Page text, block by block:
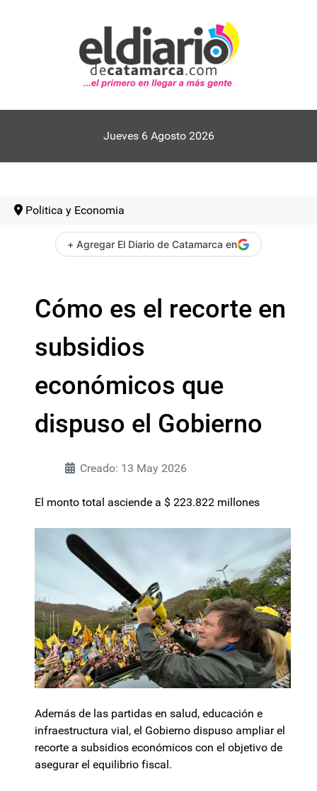
Jueves 6 Agosto 2026
Politica y Economia
+ Agregar El Diario de Catamarca en
Cómo es el recorte en
subsidios
económicos que
dispuso el Gobierno
Creado: 13 May 2026
El monto total asciende a $ 223.822 millones
Además de las partidas en salud, educación e
infraestructura vial, el Gobierno dispuso ampliar el
recorte a subsidios económicos con el objetivo de
asegurar el equilibrio fiscal.